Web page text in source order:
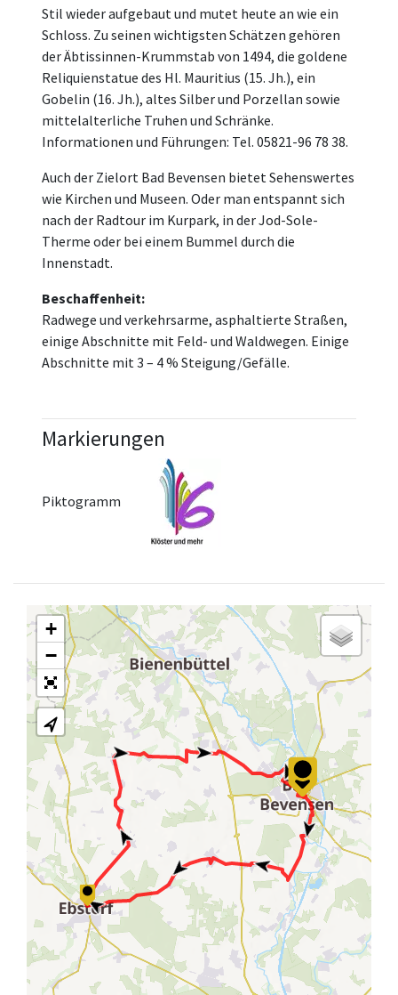
Stil wieder aufgebaut und mutet heute an wie ein
Schloss. Zu seinen wichtigsten Schätzen gehören
der Äbtissinnen-Krummstab von 1494, die goldene
Reliquienstatue des Hl. Mauritius (15. Jh.), ein
Gobelin (16. Jh.), altes Silber und Porzellan sowie
mittelalterliche Truhen und Schränke.
Informationen und Führungen: Tel. 05821-96 78 38.
Auch der Zielort Bad Bevensen bietet Sehenswertes
wie Kirchen und Museen. Oder man entspannt sich
nach der Radtour im Kurpark, in der Jod-Sole-
Therme oder bei einem Bummel durch die
Innenstadt.
Beschaffenheit:
Radwege und verkehrsarme, asphaltierte Straßen,
einige Abschnitte mit Feld- und Waldwegen. Einige
Abschnitte mit 3 – 4 % Steigung/Gefälle.
Markierungen
Piktogramm
+
−